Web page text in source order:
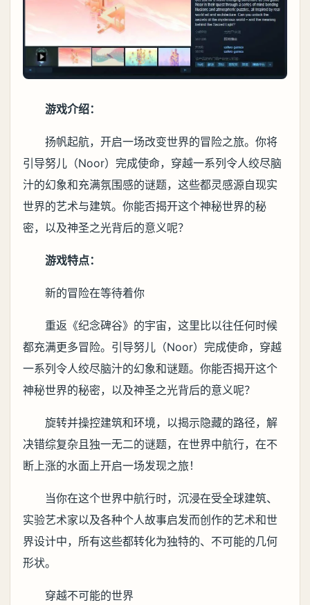
游戏介绍：
扬帆起航，开启一场改变世界的冒险之旅。你将
引导努儿（Noor）完成使命，穿越一系列令人绞尽脑
汁的幻象和充满氛围感的谜题，这些都灵感源自现实
世界的艺术与建筑。你能否揭开这个神秘世界的秘
密，以及神圣之光背后的意义呢？
游戏特点：
新的冒险在等待着你
重返《纪念碑谷》的宇宙，这里比以往任何时候
都充满更多冒险。引导努儿（Noor）完成使命，穿越
一系列令人绞尽脑汁的幻象和谜题。你能否揭开这个
神秘世界的秘密，以及神圣之光背后的意义呢？
旋转并操控建筑和环境，以揭示隐藏的路径，解
决错综复杂且独一无二的谜题，在世界中航行，在不
断上涨的水面上开启一场发现之旅！
当你在这个世界中航行时，沉浸在受全球建筑、
实验艺术家以及各种个人故事启发而创作的艺术和世
界设计中，所有这些都转化为独特的、不可能的几何
形状。
穿越不可能的世界